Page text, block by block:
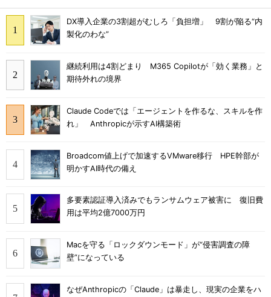
DX導入企業の3割超がむしろ「負担増」 9割が陥る“内
製化のわな”
継続利用は4割どまり M365 Copilotが「効く業務」と
期待外れの境界
Claude Codeでは「エージェントを作るな、スキルを作
れ」 Anthropicが示すAI構築術
Broadcom値上げで加速するVMware移行 HPE幹部が
明かすAI時代の備え
多要素認証導入済みでもランサムウェア被害に 復旧費
用は平均2億7000万円
Macを守る「ロックダウンモード」が“侵害調査の障
壁”になっている
なぜAnthropicの「Claude」は暴走し、現実の企業をハ